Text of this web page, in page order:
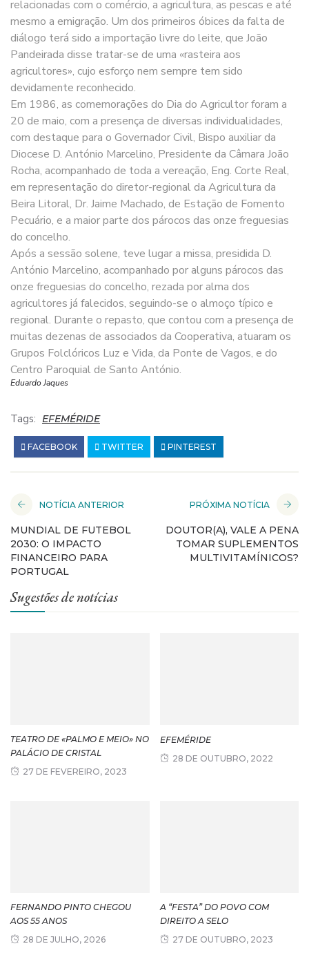
relacionadas com o comércio, a agricultura, as pescas e até
mesmo a emigração. Um dos primeiros óbices da falta de
diálogo terá sido a importação livre do leite, que João
Pandeirada disse tratar-se de uma «rasteira aos
agricultores», cujo esforço nem sempre tem sido
devidamente reconhecido.
Em 1986, as comemorações do Dia do Agricultor foram a
20 de maio, com a presença de diversas individualidades,
com destaque para o Governador Civil, Bispo auxiliar da
Diocese D. António Marcelino, Presidente da Câmara João
Rocha, acompanhado de toda a vereação, Eng. Corte Real,
em representação do diretor-regional da Agricultura da
Beira Litoral, Dr. Jaime Machado, de Estação de Fomento
Pecuário, e a maior parte dos párocos das onze freguesias
do concelho.
Após a sessão solene, teve lugar a missa, presidida D.
António Marcelino, acompanhado por alguns párocos das
onze freguesias do concelho, rezada por alma dos
agricultores já falecidos, seguindo-se o almoço típico e
regional. Durante o repasto, que contou com a presença de
muitas dezenas de associados da Cooperativa, atuaram os
Grupos Folclóricos Luz e Vida, da Ponte de Vagos, e do
Centro Paroquial de Santo António.
Eduardo Jaques
Tags: EFEMÉRIDE
FACEBOOK TWITTER PINTEREST
NOTÍCIA ANTERIOR
MUNDIAL DE FUTEBOL
2030: O IMPACTO
FINANCEIRO PARA
PORTUGAL
PRÓXIMA NOTÍCIA
DOUTOR(A), VALE A PENA
TOMAR SUPLEMENTOS
MULTIVITAMÍNICOS?
Sugestões de notícias
TEATRO DE «PALMO E MEIO» NO
PALÁCIO DE CRISTAL
27 DE FEVEREIRO, 2023
EFEMÉRIDE
28 DE OUTUBRO, 2022
FERNANDO PINTO CHEGOU
AOS 55 ANOS
28 DE JULHO, 2026
A “FESTA” DO POVO COM
DIREITO A SELO
27 DE OUTUBRO, 2023